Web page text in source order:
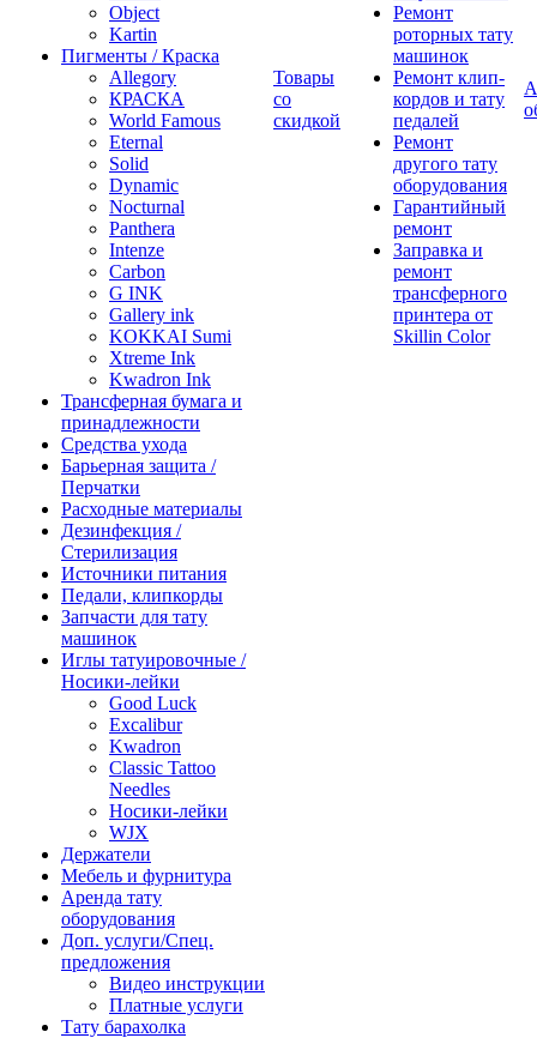
Object
Kartin
Пигменты / Краска
Allegory
КРАСКА
World Famous
Eternal
Solid
Dynamic
Nocturnal
Panthera
Intenze
Carbon
G INK
Gallery ink
KOKKAI Sumi
Xtreme Ink
Kwadron Ink
Трансферная бумага и
принадлежности
Средства ухода
Барьерная защита /
Перчатки
Расходные материалы
Дезинфекция /
Стерилизация
Источники питания
Педали, клипкорды
Запчасти для тату
машинок
Иглы татуировочные /
Носики-лейки
Good Luck
Excalibur
Kwadron
Classic Tattoo
Needles
Носики-лейки
WJX
Держатели
Мебель и фурнитура
Аренда тату
оборудования
Доп. услуги/Спец.
предложения
Видео инструкции
Платные услуги
Тату барахолка
Товары
со
скидкой
Ремонт
роторных тату
машинок
Ремонт клип-
кордов и тату
педалей
Ремонт
другого тату
оборудования
Гарантийный
ремонт
Заправка и
ремонт
трансферного
принтера от
Skillin Color